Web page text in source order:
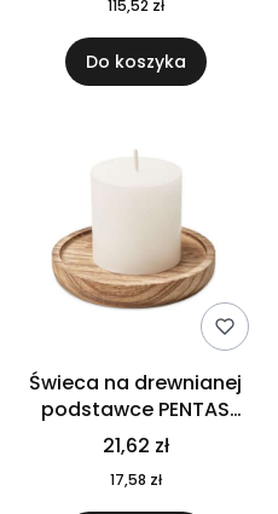
115,52 zł
Do koszyka
Świeca na drewnianej
podstawce PENTAS
MO6282-40
21,62 zł
17,58 zł